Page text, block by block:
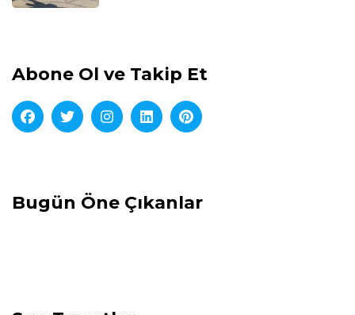
Abone Ol ve Takip Et
Bugün Öne Çıkanlar